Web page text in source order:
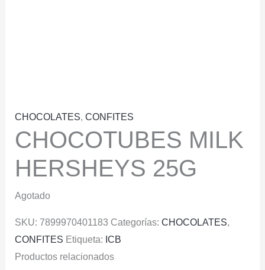
CHOCOLATES, CONFITES
CHOCOTUBES MILK
HERSHEYS 25G
Agotado
SKU: 7899970401183 Categorías: CHOCOLATES,
CONFITES Etiqueta: ICB
Productos relacionados